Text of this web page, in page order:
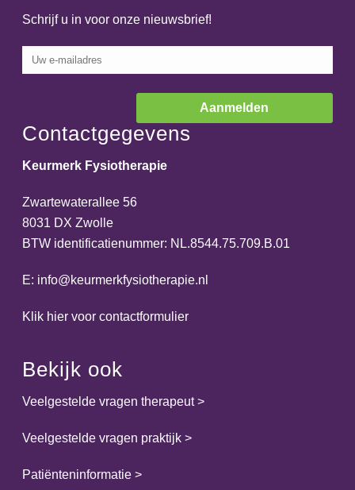
Schrijf u in voor onze nieuwsbrief!
Contactgegevens
Keurmerk Fysiotherapie
Zwartewaterallee 56
8031 DX Zwolle
BTW identificatienummer: NL.8544.75.709.B.01
E: info@keurmerkfysiotherapie.nl
Klik hier voor contactformulier
Bekijk ook
Veelgestelde vragen therapeut>
Veelgestelde vragen praktijk >
Patiënteninformatie >